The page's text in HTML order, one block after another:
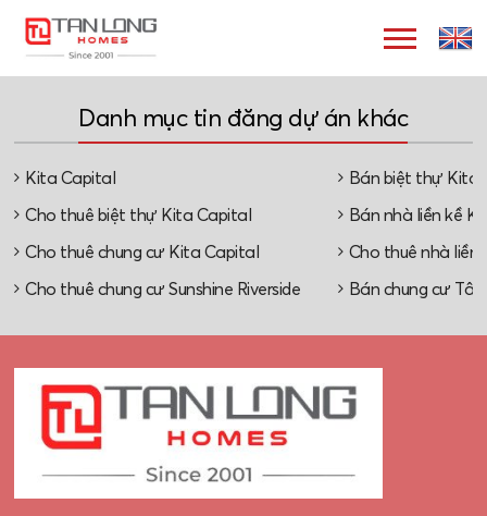
Danh mục tin đăng dự án khác
Kita Capital Bán biệt thự Kita
Cho thuê biệt thự Kita Capital Bán nhà liền kề
Cho thuê chung cư Kita Capital Cho thuê nhà liền
Cho thuê chung cư Sunshine Riverside Bán chung cư Tây